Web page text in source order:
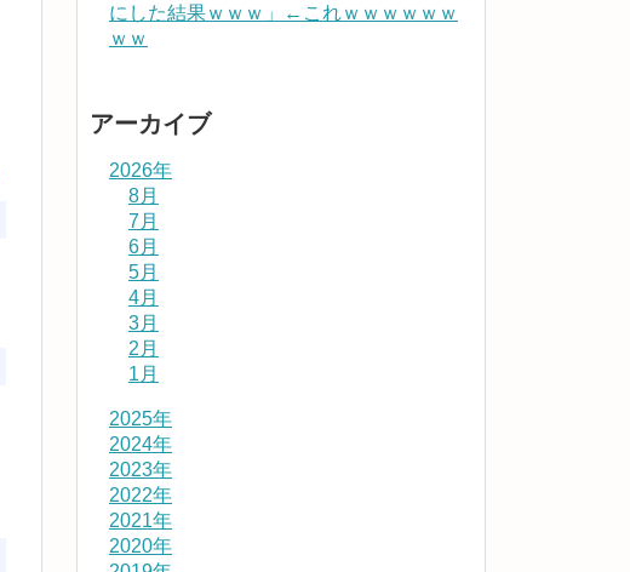
にした結果ｗｗｗ」←これｗｗｗｗｗｗ
ｗｗ
アーカイブ
2026年
8月
7月
6月
5月
4月
3月
2月
1月
2025年
2024年
2023年
2022年
2021年
2020年